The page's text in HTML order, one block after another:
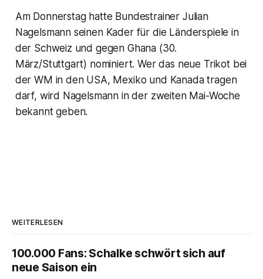
Am Donnerstag hatte Bundestrainer Julian
Nagelsmann seinen Kader für die Länderspiele in
der Schweiz und gegen Ghana (30.
März/Stuttgart) nominiert. Wer das neue Trikot bei
der WM in den USA, Mexiko und Kanada tragen
darf, wird Nagelsmann in der zweiten Mai-Woche
bekannt geben.
WEITERLESEN
100.000 Fans: Schalke schwört sich auf
neue Saison ein